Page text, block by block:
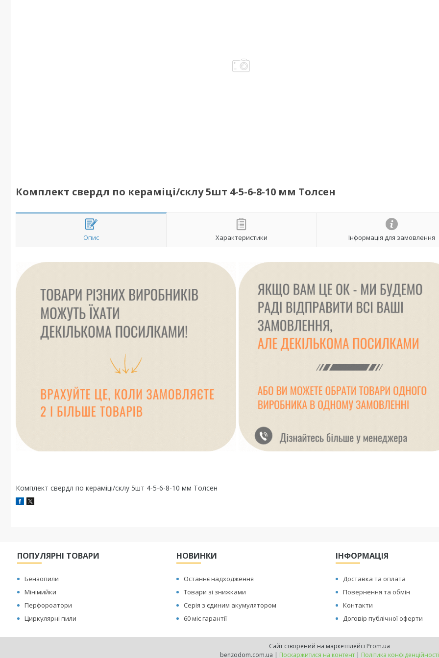
Комплект свердл по кераміці/склу 5шт 4-5-6-8-10 мм Толсен
Опис Характеристики Інформація для замовлення
Комплект свердл по кераміці/склу 5шт 4-5-6-8-10 мм Толсен
ПОПУЛЯРНІ ТОВАРИ
Бензопили
Мінімийки
Перфороатори
Циркулярні пили
НОВИНКИ
Останнє надходження
Товари зі знижками
Серія з єдиним акумулятором
60 міс гарантії
ІНФОРМАЦІЯ
Доставка та оплата
Повернення та обмін
Контакти
Договір публічної оферти
Сайт створений на маркетплейсі Prom.ua
benzodom.com.ua | Поскаржитися на контент | Політика конфіденційності